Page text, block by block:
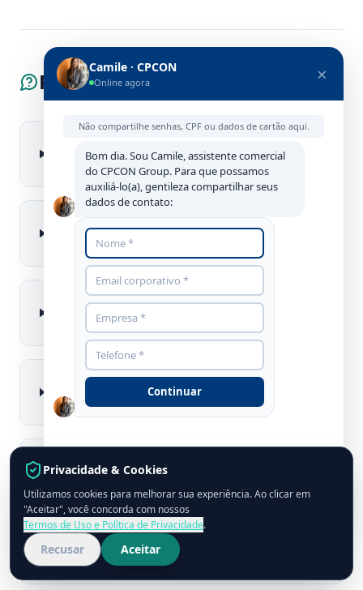
Perguntas Frequentes
2026?
Qual a diferença entre leitor RFID UHF,
HF e LF?
Qual o alcance máximo de um leitor
Leitor RFID funciona em ambiente
com muito metal?
Quanto custa um leitor RFID portátil
É obrigatória homologação Anatel
para usar leitor RFID no Brasil?
Camile · CPCON
Online agora ×
Não compartilhe senhas, CPF ou dados de cartão aqui.
Bom dia. Sou Camile, assistente comercial
do CPCON Group. Para que possamos
auxiliá-lo(a), gentileza compartilhar seus
dados de contato:
Continuar
Privacidade & Cookies
Utilizamos cookies para melhorar sua experiência. Ao clicar em
"Aceitar", você concorda com nossos
Termos de Uso e Política de Privacidade.
Recusar Aceitar